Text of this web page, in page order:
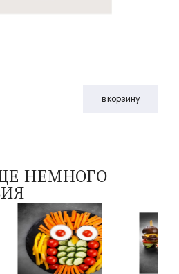
в корзину
НЕМНОГО